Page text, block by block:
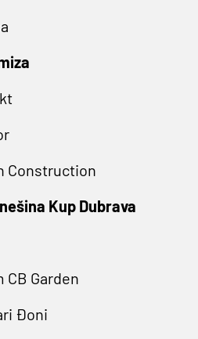
Construction
Kup Dubrava
CB Garden
Đoni